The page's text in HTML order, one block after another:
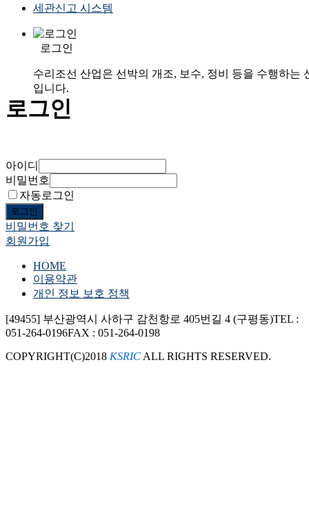
세관신고 시스템
로그인
수리조선 산업은 선박의 개조, 보수, 정비 등을 수행하는
입니다.
로그인
아이디
비밀번호
자동로그인
로그인
비밀번호 찾기
회원가입
HOME
이용약관
개인 정보 보호 정책
[49455] 부산광역시 사하구 감천항로 405번길 4 (구평동)TEL :
051-264-0196FAX : 051-264-0198
COPYRIGHT(C)2018 KSRIC ALL RIGHTS RESERVED.